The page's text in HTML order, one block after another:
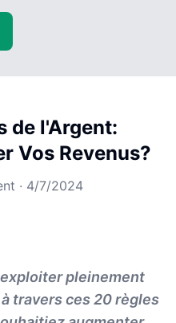
de l'Argent:
Vos Revenus?
· 4/7/2024
pleinement
travers ces 20 règles